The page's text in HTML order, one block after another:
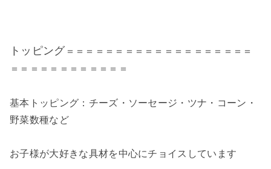
トッピング ＝＝＝＝＝＝＝＝＝＝＝＝＝＝＝＝＝＝＝
＝＝＝＝＝＝＝＝＝＝＝＝
基本トッピング：チーズ・ソーセージ・ツナ・コーン・
野菜数種など
お子様が大好きな具材を中心にチョイスしています